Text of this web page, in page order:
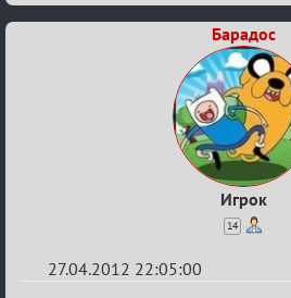
(дополнения
приветствуются) Барадос
Игрок
14
27.04.2012 22:05:00